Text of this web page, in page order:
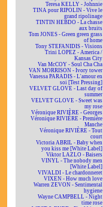
Teresa KELLY - Johnnie
TINA pour RIPOLIN - Vive le
grand ripolinage
TINTIN HEBDO - La chasse
aux bruits
Tom JONES - Green green grass
of home
Tony STEFANIDIS - Visions
Trini LOPEZ - America /
Kansas City
Van McCOY - Soul Cha Cha
VAN MORRISON - Ivory tower
Vanessa PARADIS - L'amour en
soi [Test Pressing]
VELVET GLOVE - Last day of
summer
VELVET GLOVE - Sweet was
my rose
Véronique RIVIÈRE - Georges
Véronique RIVIÈRE - Première
Manche
Véronique RIVIÈRE - Tout
court
Victoria ABRIL - Baby when
you kiss me [White Label]
Viktor LAZLO - Baisers
VINYL - The nobody men
[White Label]
VIVALDI - Le chardonneret
VIXEN - How much love
Warren ZEVON - Sentimental
hygiene
Wayne CAMPBELL - Night
time rose